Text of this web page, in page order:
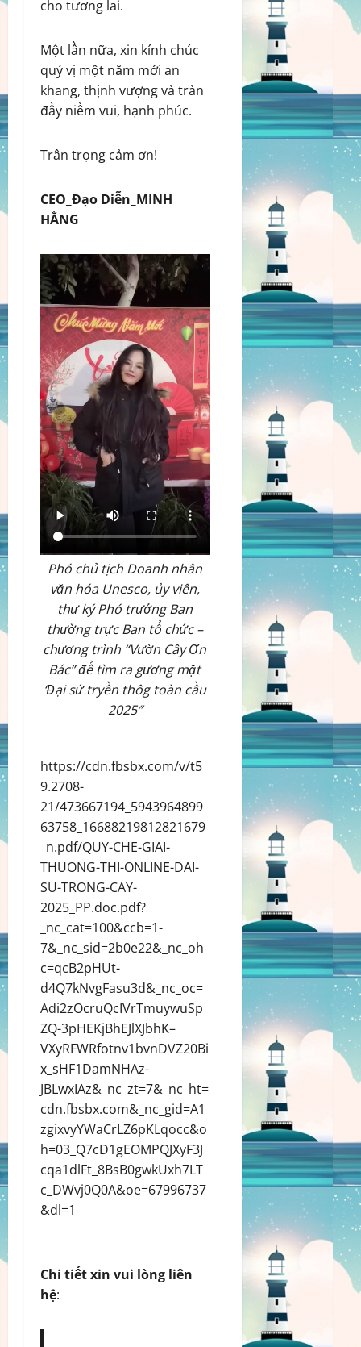
cho tương lai.
Một lần nữa, xin kính chúc
quý vị một năm mới an
khang, thịnh vượng và tràn
đầy niềm vui, hạnh phúc.
Trân trọng cảm ơn!
CEO_Đạo Diễn_MINH
HẰNG
Phó chủ tịch Doanh nhân
văn hóa Unesco, ủy viên,
thư ký Phó trưởng Ban
thường trực Ban tổ chức –
chương trình “Vườn Cây Ơn
Bác” để tìm ra gương mặt
‘Đại sứ tryền thôg toàn cầu
2025″
https://cdn.fbsbx.com/v/t5
9.2708-
21/473667194_5943964899
63758_16688219812821679
_n.pdf/QUY-CHE-GIAI-
THUONG-THI-ONLINE-DAI-
SU-TRONG-CAY-
2025_PP.doc.pdf?
_nc_cat=100&ccb=1-
7&_nc_sid=2b0e22&_nc_oh
c=qcB2pHUt-
d4Q7kNvgFasu3d&_nc_oc=
Adi2zOcruQcIVrTmuywuSp
ZQ-3pHEKjBhEJlXJbhK–
VXyRFWRfotnv1bvnDVZ20Bi
x_sHF1DamNHAz-
JBLwxIAz&_nc_zt=7&_nc_ht=
cdn.fbsbx.com&_nc_gid=A1
zgixvyYWaCrLZ6pKLqocc&o
h=03_Q7cD1gEOMPQJXyF3J
cqa1dlFt_8BsB0gwkUxh7LT
c_DWvj0Q0A&oe=67996737
&dl=1
Chi tiết xin vui lòng liên
hệ: